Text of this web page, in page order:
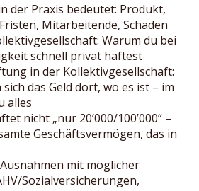
der Praxis bedeutet: Produkt,
Mitarbeitende, Schäden
Warum du bei
schnell privat haftest
in der Kollektivgesellschaft:
das Geld dort, wo es ist – im
alles
nicht „nur 20’000/100’000“ –
Geschäftsvermögen, das in
mit möglicher
Sozialversicherungen,